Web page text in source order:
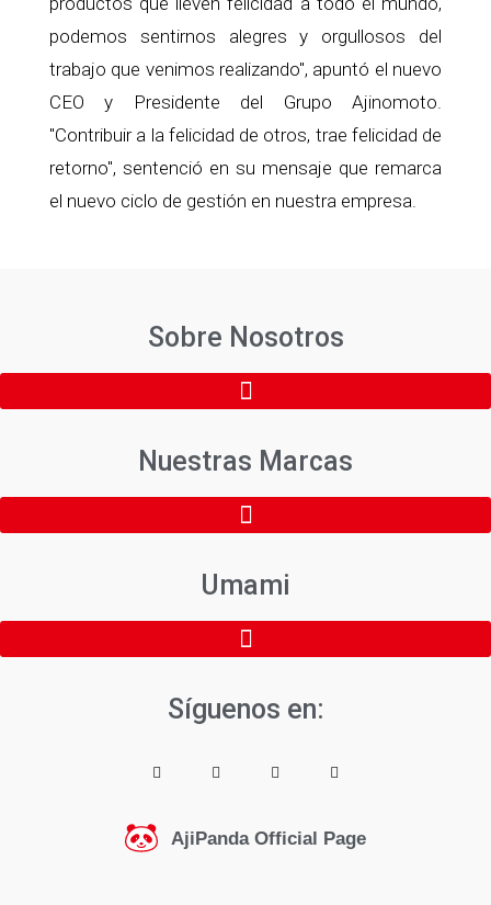
podemos sentirnos alegres y orgullosos del
trabajo que venimos realizando", apuntó el nuevo
CEO y Presidente del Grupo Ajinomoto.
"Contribuir a la felicidad de otros, trae felicidad de
retorno", sentenció en su mensaje que remarca
el nuevo ciclo de gestión en nuestra empresa.
Sobre Nosotros
Nuestras Marcas
Umami
Síguenos en:
AjiPanda Official Page